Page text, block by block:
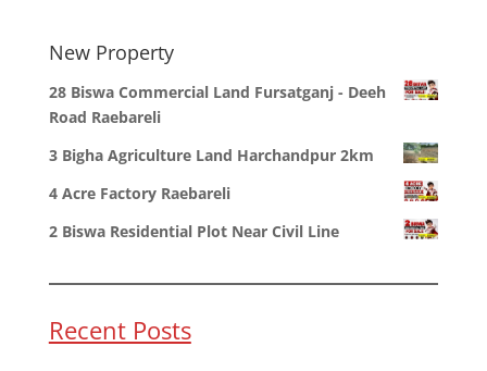
New Property
28 Biswa Commercial Land Fursatganj - Deeh
Road Raebareli
3 Bigha Agriculture Land Harchandpur 2km
4 Acre Factory Raebareli
2 Biswa Residential Plot Near Civil Line
Recent Posts